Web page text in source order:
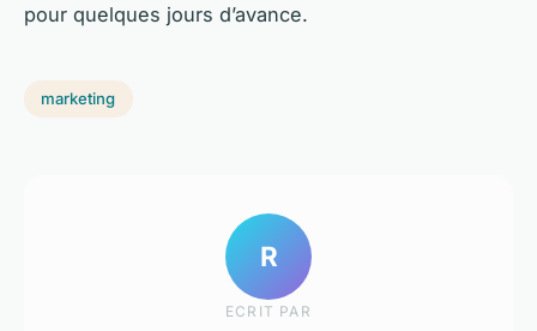
pour quelques jours d’avance.
marketing
R
ECRIT PAR